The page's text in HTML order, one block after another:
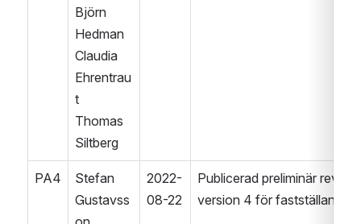
Björn
Hedman
Claudia
Ehrentrau
t
Thomas
Siltberg
PA4
Stefan
Gustavss
2022-
08-22
Publicerad preliminär
version 4 för fastställande